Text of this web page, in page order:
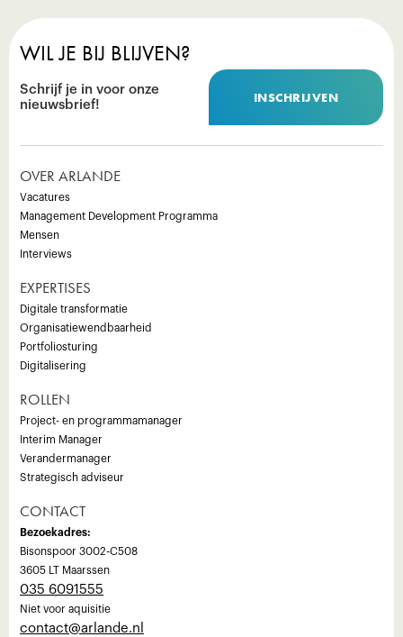
WIL JE BIJ BLIJVEN?
Schrijf je in voor onze
nieuwsbrief!
INSCHRIJVEN
OVER ARLANDE
Vacatures
Management Development Programma
Mensen
Interviews
EXPERTISES
Digitale transformatie
Organisatiewendbaarheid
Portfoliosturing
Digitalisering
ROLLEN
Project- en programmamanager
Interim Manager
Verandermanager
Strategisch adviseur
CONTACT
Bezoekadres:
Bisonspoor 3002-C508
3605 LT Maarssen
035 6091555
Niet voor aquisitie
‍contact@arlande.nl